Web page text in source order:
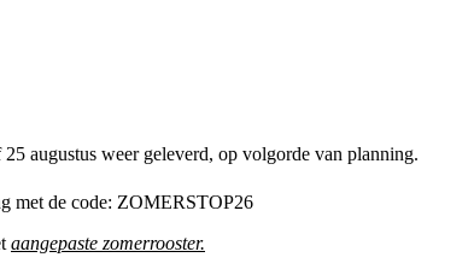
augustus weer geleverd, op volgorde van planning.
met de code: ZOMERSTOP26
aangepaste zomerrooster.